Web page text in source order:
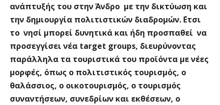
ανάπτυξής του στην Άνδρο με την δικτύωση και
την δημιουργία πολιτιστικών διαδρομών. ΄Ετσι
το νησί μπορεί δυνητικά και ήδη προσπαθεί να
προσεγγίσει νέα target groups, διευρύνοντας
παράλληλα τα τουριστικά του προϊόντα με νέες
μορφές, όπως ο πολιτιστικός τουρισμός, ο
θαλάσσιος, ο οικοτουρισμός, ο τουρισμός
συναντήσεων, συνεδρίων και εκθέσεων, ο